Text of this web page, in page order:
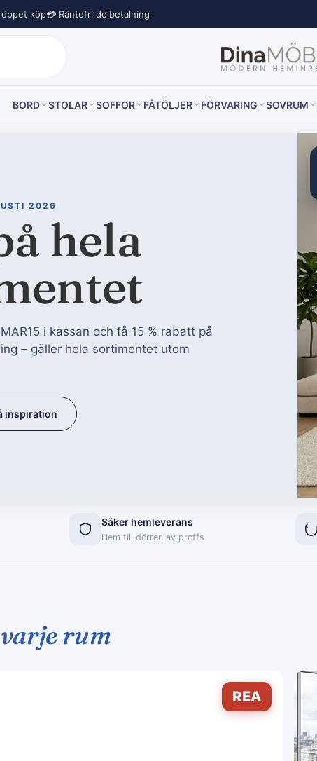
köp💳 Räntefri delbetalning
BORD STOLAR SOFFOR FÅTÖLJER FÖRVARING SOVRUM
2026
hela
i kassan och få 15 % rabatt på
– gäller hela sortimentet utom
inspiration
Säker hemleverans
Hem till dörren av proffs
varje rum
REA